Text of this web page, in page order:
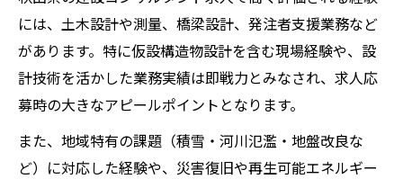
には、土木設計や測量、橋梁設計、発注者支援業務など
があります。特に仮設構造物設計を含む現場経験や、設
計技術を活かした業務実績は即戦力とみなされ、求人応
募時の大きなアピールポイントとなります。
また、地域特有の課題（積雪・河川氾濫・地盤改良な
ど）に対応した経験や、災害復旧や再生可能エネルギー